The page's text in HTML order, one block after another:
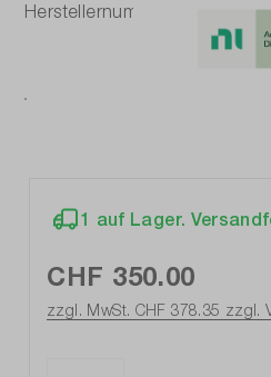
Herstellernummer: 784469-01
1 auf Lager.
CHF 350.00
zzgl. MwSt. CHF 378.35 zzgl.